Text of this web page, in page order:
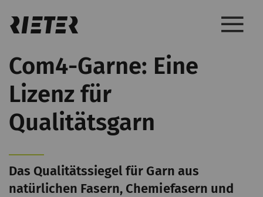
Com4-Garne: Eine
Lizenz für
Qualitätsgarn
Das Qualitätssiegel für Garn aus
natürlichen Fasern, Chemiefasern und